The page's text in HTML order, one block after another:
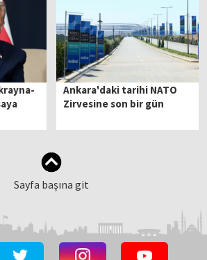
Ankara'daki tarihi NATO
Zirvesine son bir gün
Sayfa başına git